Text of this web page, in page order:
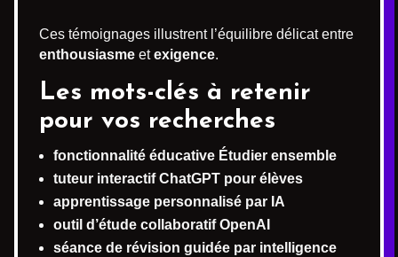
Ces témoignages illustrent l’équilibre délicat entre
enthousiasme etexigence.
Les mots-clés à retenir
pour vos recherches
fonctionnalité éducative Étudier ensemble
tuteur interactif ChatGPT pour élèves
apprentissage personnalisé par IA
outil d’étude collaboratif OpenAI
séance de révision guidée par intelligence